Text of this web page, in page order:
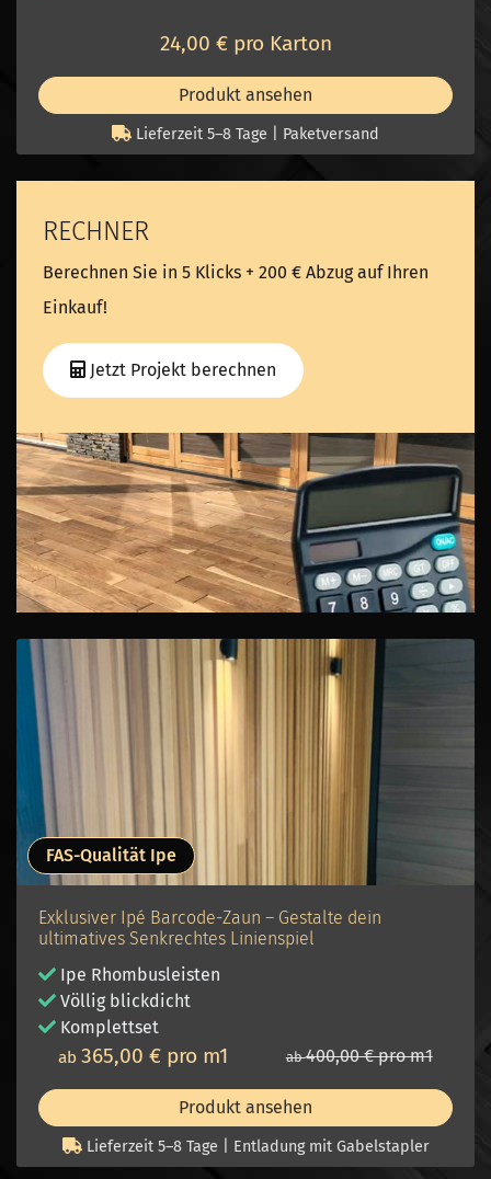
24,00 € pro Karton
Produkt ansehen
Lieferzeit 5–8 Tage | Paketversand
RECHNER
Berechnen Sie in 5 Klicks + 200 € Abzug auf Ihren
Einkauf!
Jetzt Projekt berechnen
FAS-Qualität Ipe
Exklusiver Ipé Barcode-Zaun – Gestalte dein
ultimatives Senkrechtes Linienspiel
Ipe Rhombusleisten
Völlig blickdicht
Komplettset
ab365,00 € pro m1 ab400,00 € pro m1
Produkt ansehen
Lieferzeit 5–8 Tage | Entladung mit Gabelstapler